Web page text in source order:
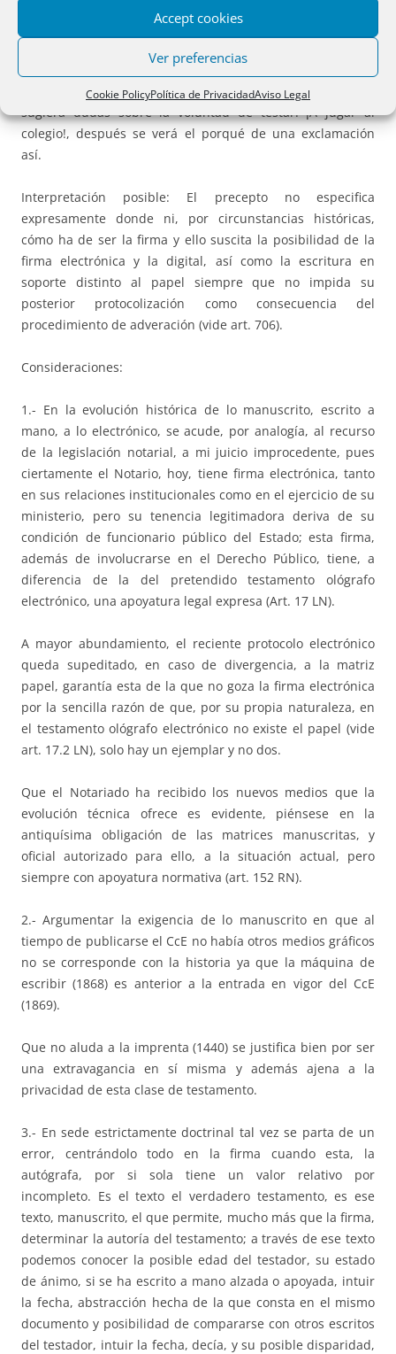
Accept cookies
Ver preferencias
Cookie PolicyPolítica de PrivacidadAviso Legal
papel común persiste, pues solo ha desaparecido el
timbrado, no obstante este requisito es atemperado hoy
por la doctrina, el testamento puede ser escrito en
cualquier soporte que no impida su protocolización ni
sugiera dudas sobre la voluntad de testar. ¡A jugar al
colegio!, después se verá el porqué de una exclamación
así.
Interpretación posible: El precepto no especifica
expresamente donde ni, por circunstancias históricas,
cómo ha de ser la firma y ello suscita la posibilidad de la
firma electrónica y la digital, así como la escritura en
soporte distinto al papel siempre que no impida su
posterior protocolización como consecuencia del
procedimiento de adveración (vide art. 706).
Consideraciones:
1.- En la evolución histórica de lo manuscrito, escrito a
mano, a lo electrónico, se acude, por analogía, al recurso
de la legislación notarial, a mi juicio improcedente, pues
ciertamente el Notario, hoy, tiene firma electrónica, tanto
en sus relaciones institucionales como en el ejercicio de su
ministerio, pero su tenencia legitimadora deriva de su
condición de funcionario público del Estado; esta firma,
además de involucrarse en el Derecho Público, tiene, a
diferencia de la del pretendido testamento ológrafo
electrónico, una apoyatura legal expresa (Art. 17 LN).
A mayor abundamiento, el reciente protocolo electrónico
queda supeditado, en caso de divergencia, a la matriz
papel, garantía esta de la que no goza la firma electrónica
por la sencilla razón de que, por su propia naturaleza, en
el testamento ológrafo electrónico no existe el papel (vide
art. 17.2 LN), solo hay un ejemplar y no dos.
Que el Notariado ha recibido los nuevos medios que la
evolución técnica ofrece es evidente, piénsese en la
antiquísima obligación de las matrices manuscritas, y
oficial autorizado para ello, a la situación actual, pero
siempre con apoyatura normativa (art. 152 RN).
2.- Argumentar la exigencia de lo manuscrito en que al
tiempo de publicarse el CcE no había otros medios gráficos
no se corresponde con la historia ya que la máquina de
escribir (1868) es anterior a la entrada en vigor del CcE
(1869).
Que no aluda a la imprenta (1440) se justifica bien por ser
una extravagancia en sí misma y además ajena a la
privacidad de esta clase de testamento.
3.- En sede estrictamente doctrinal tal vez se parta de un
error, centrándolo todo en la firma cuando esta, la
autógrafa, por si sola tiene un valor relativo por
incompleto. Es el texto el verdadero testamento, es ese
texto, manuscrito, el que permite, mucho más que la firma,
determinar la autoría del testamento; a través de ese texto
podemos conocer la posible edad del testador, su estado
de ánimo, si se ha escrito a mano alzada o apoyada, intuir
la fecha, abstracción hecha de la que consta en el mismo
documento y posibilidad de compararse con otros escritos
del testador, intuir la fecha, decía, y su posible disparidad,